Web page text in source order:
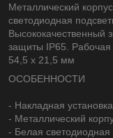
Металлический
светодиодная
Высококачественный
защиты IP65.
54,5 х 21,5 мм
ОСОБЕННОСТИ
- Накладная установка
- Металлический
- Белая светодиодная